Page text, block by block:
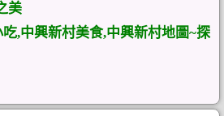
美
,中興新村美食,中興新村地圖~探